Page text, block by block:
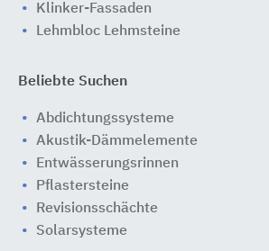
Klinker-Fassaden
Lehmbloc Lehmsteine
Beliebte Suchen
Abdichtungssysteme
Akustik-Dämmelemente
Entwässerungsrinnen
Pflastersteine
Revisionsschächte
Solarsysteme